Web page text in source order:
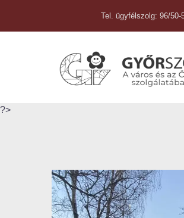
Tel. ügyfélszolg: 96/50-
?>